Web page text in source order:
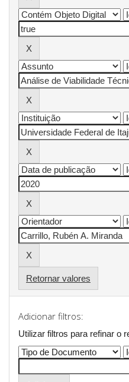
Retornar valores
Adicionar filtros:
Utilizar filtros para refinar o